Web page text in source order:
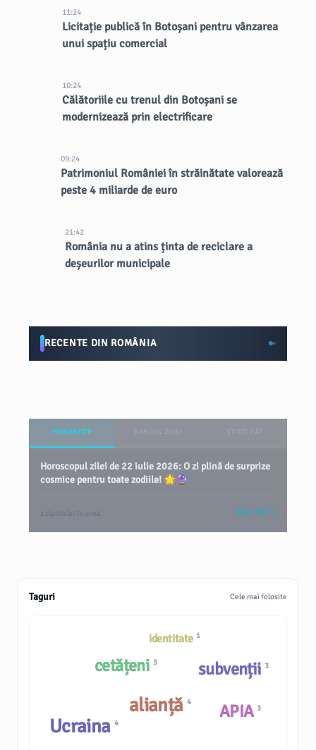
11:24
Licitație publică în Botoșani pentru vânzarea
unui spațiu comercial
10:24
Călătoriile cu trenul din Botoșani se
modernizează prin electrificare
09:24
Patrimoniul României în străinătate valorează
peste 4 miliarde de euro
21:42
România nu a atins ținta de reciclare a
deșeurilor municipale
RECENTE DIN ROMÂNIA
HOROSCOP
Horoscopul zilei de 22 iulie 2026: O zi plină de surprize
cosmice pentru toate zodiile! 🌟🔮
2 săptămâni în urmă VEZI TOT
Taguri Cele mai folosite
cetățeni 3
identitate 1
subvenții 3
Ucraina 4
APIA 3
alianță 4